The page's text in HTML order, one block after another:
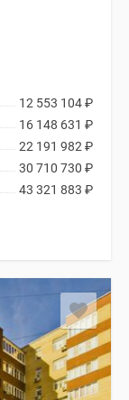
12 553 104₽
16 148 631 ₽
22 191 982 ₽
30 710 730 ₽
43 321 883 ₽